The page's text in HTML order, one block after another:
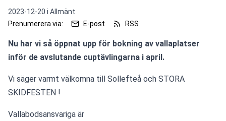
2023-12-20 i Allmänt
Prenumerera via:
E-post RSS
Nu har vi så öppnat upp för bokning av vallaplatser
inför de avslutande cuptävlingarna i april.
Vi säger varmt välkomna till Sollefteå och STORA
SKIDFESTEN !
Vallabodsansvariga är